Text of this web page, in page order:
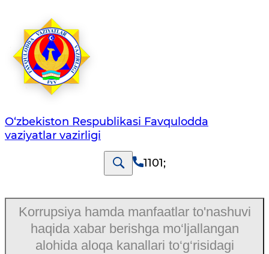
O‘zbеkistоn Rеspublikаsi Favqulodda
vaziyatlar vazirligi
1101;
Korrupsiya hamda manfaatlar to'nashuvi
haqida xabar berishga mo‘ljallangan
alohida aloqa kanallari to‘g‘risidagi